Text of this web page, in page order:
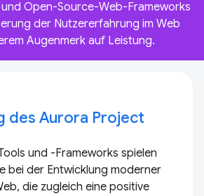
Open-Source-Web-Frameworks
der Nutzererfahrung im Web
Augenmerk auf Leistung.
des Aurora Project
und -Frameworks spielen
bei der Entwicklung moderner
die zugleich eine positive